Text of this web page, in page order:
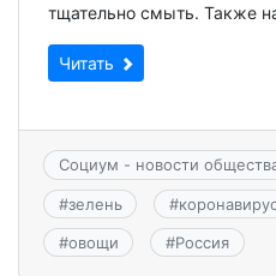
тщательно смыть. Также
Читать
Социум - новости
#зелень #
#овощи #Россия